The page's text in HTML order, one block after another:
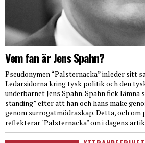
Vem fan är Jens Spahn?
Pseudonymen “Palsternacka” inleder sitt
Ledarsidorna kring tysk politik och den
underbarnet Jens Spahn. Spahn fick lämna
standing” efter att han och hans make
genom surrogatmödraskap. Detta, och
reflekterar "Palsternacka" om i dagens